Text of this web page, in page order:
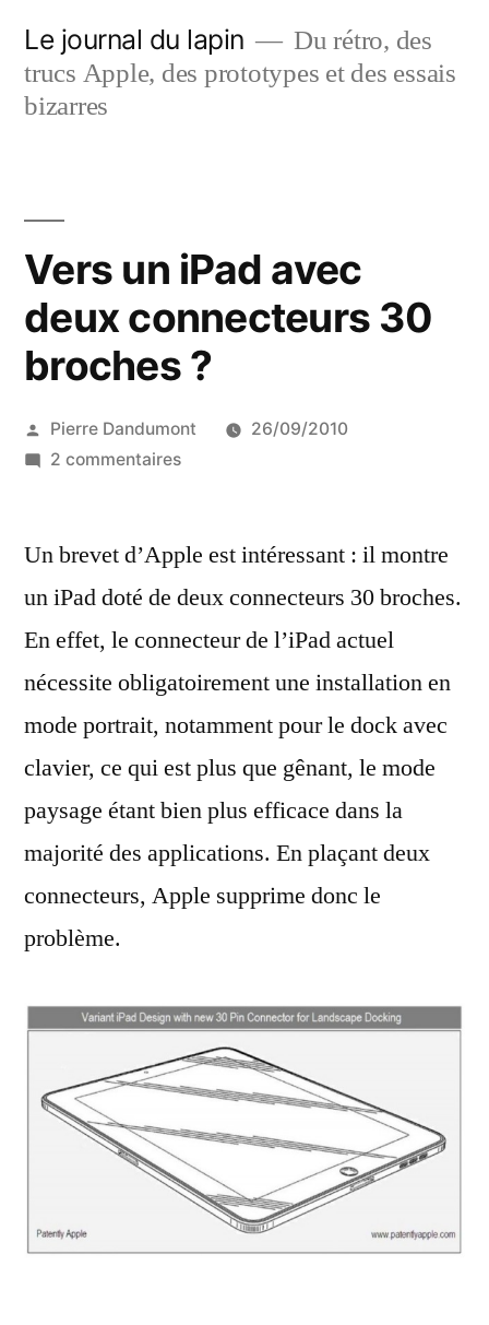
contenu
Le journal du lapin
Du rétro, des
trucs Apple, des prototypes et des essais
bizarres
Vers un iPad avec
deux connecteurs 30
broches ?
Publié
par
Pierre Dandumont
26/09/2010
2 commentairessur
iPad
deux
connecteurs
30
?
Un brevet d’Apple est intéressant : il montre
un iPad doté de deux connecteurs 30 broches.
En effet, le connecteur de l’iPad actuel
nécessite obligatoirement une installation en
mode portrait, notamment pour le dock avec
clavier, ce qui est plus que gênant, le mode
paysage étant bien plus efficace dans la
majorité des applications. En plaçant deux
connecteurs, Apple supprime donc le
problème.